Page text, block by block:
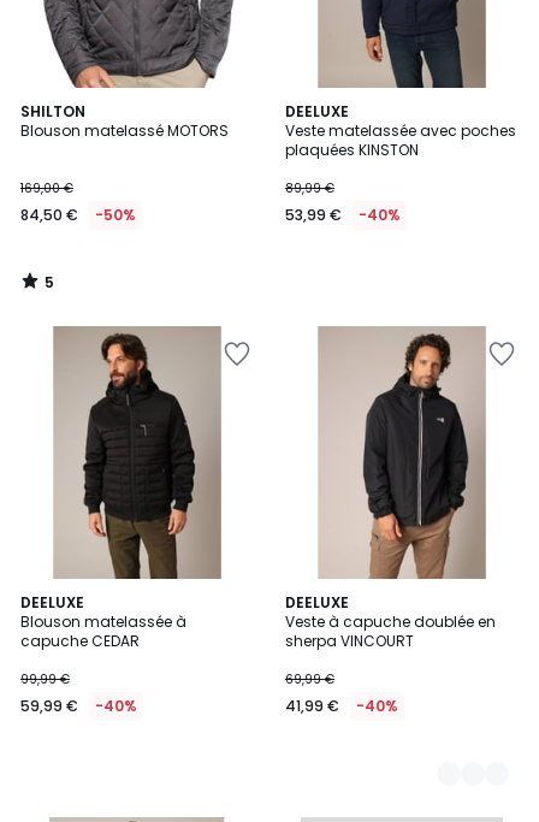
SHILTON
Blouson matelassé MOTORS
169,00 €
84,50 € -50%
5
/
5
/
DEELUXE
Veste matelassée avec poches
plaquées KINSTON
89,99 €
53,99 € -40%
DEELUXE
Blouson matelassée à
capuche CEDAR
99,99 €
59,99 € -40%
DEELUXE
Veste à capuche doublée en
sherpa VINCOURT
69,99 €
41,99 € -40%
3
Couleurs